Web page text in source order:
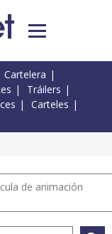
Cartelera
Tráilers
Carteles
de animación